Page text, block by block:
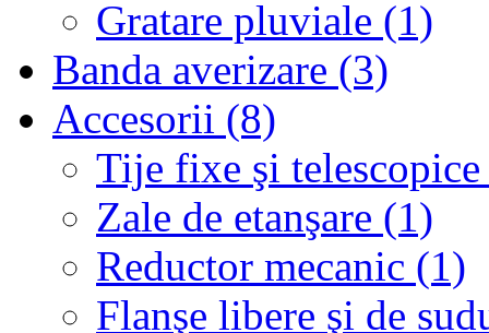
Gratare pluviale (1)
Banda averizare (3)
Accesorii (8)
Tije fixe şi
Zale de etanşare (1)
Reductor mecanic (1)
Flanşe libere şi de